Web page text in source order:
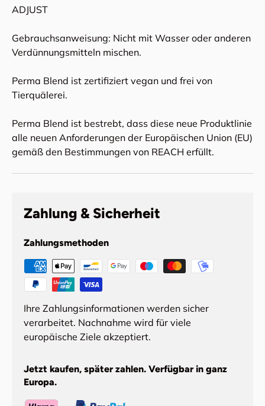
ADJUST
Gebrauchsanweisung: Nicht mit Wasser oder anderen
Verdünnungsmitteln mischen.
Perma Blend ist zertifiziert vegan und frei von
Tierquälerei.
Perma Blend ist bestrebt, dass diese neue Produktlinie
alle neuen Anforderungen der Europäischen Union (EU)
gemäß den Bestimmungen von REACH erfüllt.
Zahlung & Sicherheit
Zahlungsmethoden
Ihre Zahlungsinformationen werden sicher
verarbeitet. Nachnahme wird für viele
europäische Ziele akzeptiert.
Jetzt kaufen, später zahlen. Verfügbar in ganz
Europa.